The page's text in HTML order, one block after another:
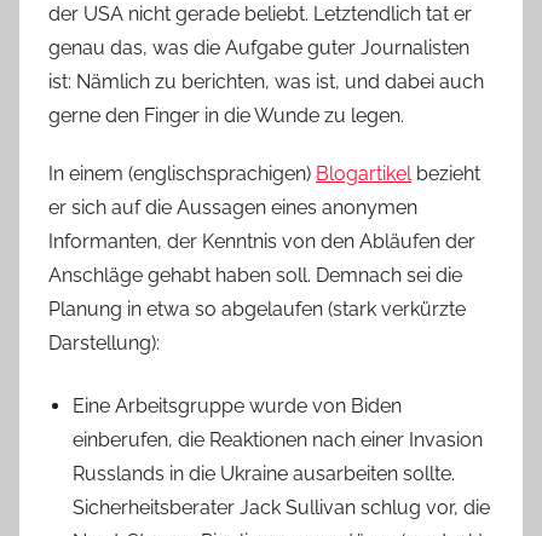
der USA nicht gerade beliebt. Letztendlich tat er
genau das, was die Aufgabe guter Journalisten
ist: Nämlich zu berichten, was ist, und dabei auch
gerne den Finger in die Wunde zu legen.
In einem (englischsprachigen) Blogartikel bezieht
er sich auf die Aussagen eines anonymen
Informanten, der Kenntnis von den Abläufen der
Anschläge gehabt haben soll. Demnach sei die
Planung in etwa so abgelaufen (stark verkürzte
Darstellung):
Eine Arbeitsgruppe wurde von Biden
einberufen, die Reaktionen nach einer Invasion
Russlands in die Ukraine ausarbeiten sollte.
Sicherheitsberater Jack Sullivan schlug vor, die